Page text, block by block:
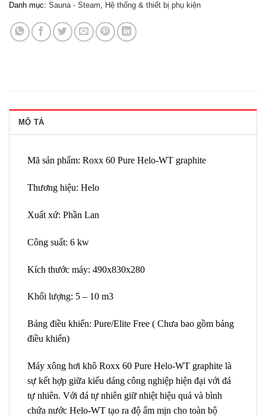
Danh mục: Sauna - Steam, Hệ thống & thiết bị phụ kiện
MÔ TẢ
Mã sản phẩm: Roxx 60 Pure Helo-WT graphite
Thương hiệu: Helo
Xuất xứ: Phần Lan
Công suất: 6 kw
Kích thước máy: 490x830x280
Khối lượng: 5 – 10 m3
Bảng điều khiển: Pure/Elite Free ( Chưa bao gồm bảng
điều khiển)
Máy xông hơi khô Roxx 60 Pure Helo-WT graphite là
sự kết hợp giữa kiểu dáng công nghiệp hiện đại với đá
tự nhiên. Với đá tự nhiên giữ nhiệt hiệu quả và bình
chứa nước Helo-WT tạo ra độ ẩm mịn cho toàn bộ